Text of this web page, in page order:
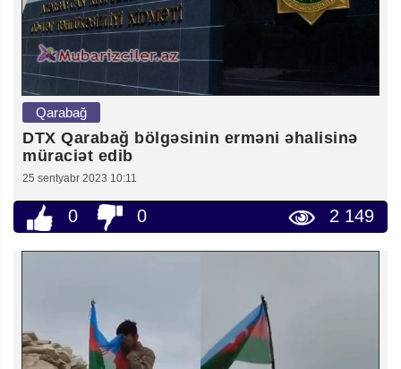
Qarabağ
DTX Qarabağ bölgəsinin erməni əhalisinə
müraciət edib
25 sentyabr 2023 10:11
0 0 2 149